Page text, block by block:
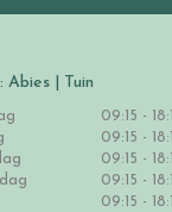
Abies | Tuin
09:15 -
09:15 -
09:15 -
09:15 -
09:15 -